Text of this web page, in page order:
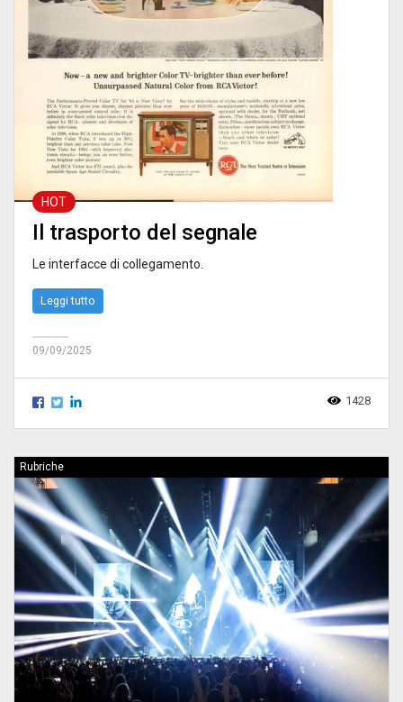
HOT
Il trasporto del segnale
Le interfacce di collegamento.
Leggi tutto
09/09/2025
1428
Rubriche